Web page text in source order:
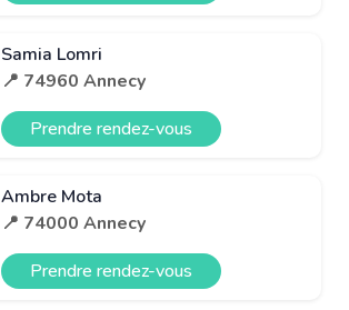
Samia Lomri
📍 74960 Annecy
Prendre rendez-vous
Ambre Mota
📍 74000 Annecy
Prendre rendez-vous